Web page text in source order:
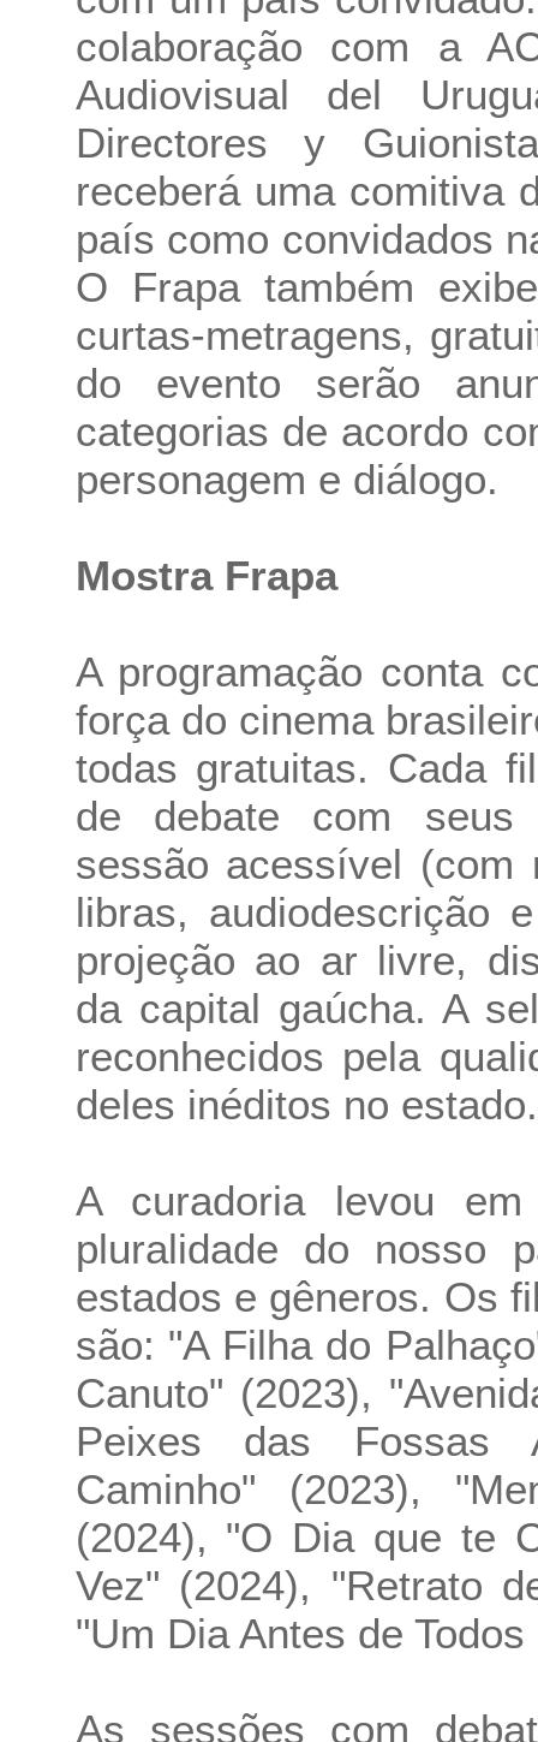
colaboração com a
Audiovisual del
Directores y
receberá uma comitiva
país como convidados
O Frapa também
curtas-metragens,
do evento serão
categorias de acordo
personagem e diálogo.
Mostra Frapa
A programação conta
força do cinema
todas gratuitas. Cada
de debate com seus
sessão acessível (com
libras, audiodescrição
projeção ao ar livre,
da capital gaúcha. A
reconhecidos pela
deles inéditos no estado.
A curadoria levou
pluralidade do nosso
estados e gêneros. Os
são: "A Filha do
Canuto" (2023),
Peixes das Fossas
Caminho" (2023),
(2024), "O Dia que te
Vez" (2024), "Retrato
"Um Dia Antes de
As sessões com